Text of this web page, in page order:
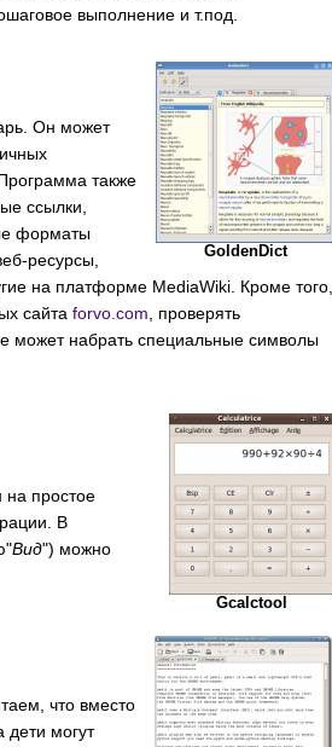
выполнение и т.под.
GoldenDict
Он может
также
ссылки,
форматы
ресурсы,
на платформе MediaWiki. Кроме того,
сайта forvo.com , проверять
может набрать специальные символы
Gcalctool
на простое
В
Вид") можно
что вместо
дети могут